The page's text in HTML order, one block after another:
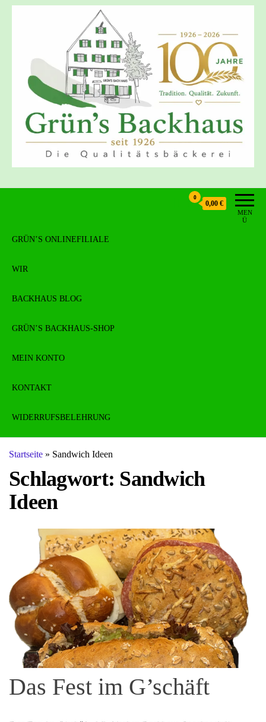
Grün's Backhaus
MEN
Ü
0
0,00 €
GRÜN’S ONLINEFILIALE
WIR
BACKHAUS BLOG
GRÜN’S BACKHAUS-SHOP
MEIN KONTO
KONTAKT
WIDERRUFSBELEHRUNG
Startseite » Sandwich Ideen
Schlagwort: Sandwich
Ideen
Das Fest im G’schäft